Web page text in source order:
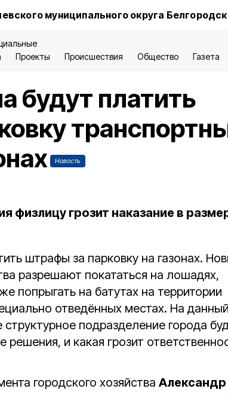
муниципального округа
Проекты Происшествия Общество Газета
будут платить
Новость
физлицу грозит наказание в
штрафы за парковку на газонах.
разрешают покататься на лошадях,
попрыгать на батутах на территории
отведённых местах. На
структурное подразделение города
решения, и какая грозит
городского хозяйства Александр